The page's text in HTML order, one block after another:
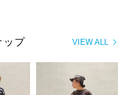
VIEW ALL
ップ